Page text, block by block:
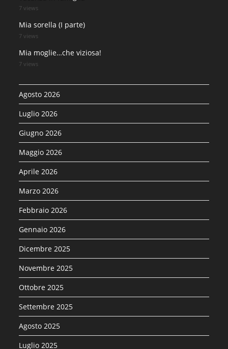
7 views
Mia sorella (I parte)
7 views
Mia moglie…che viziosa!
7 views
Agosto 2026
Luglio 2026
Giugno 2026
Maggio 2026
Aprile 2026
Marzo 2026
Febbraio 2026
Gennaio 2026
Dicembre 2025
Novembre 2025
Ottobre 2025
Settembre 2025
Agosto 2025
Luglio 2025